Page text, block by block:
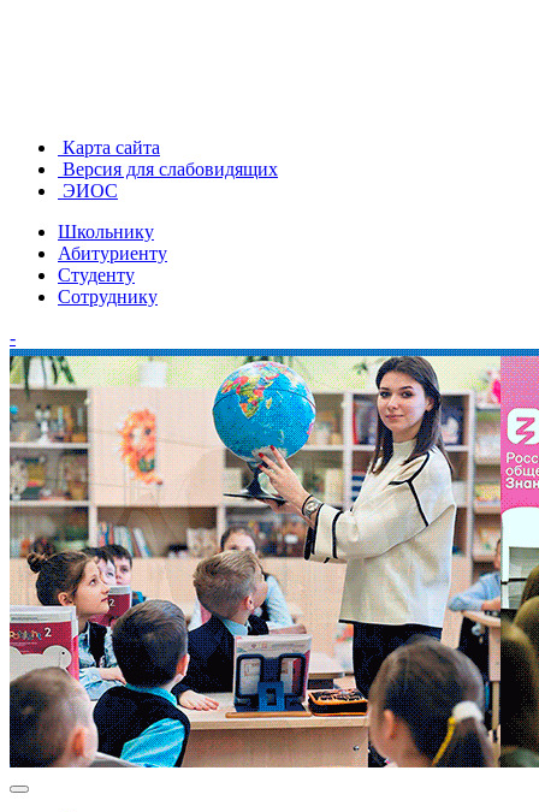
Карта сайта
Версия для слабовидящих
ЭИОС
Школьнику
Абитуриенту
Студенту
Сотруднику
-